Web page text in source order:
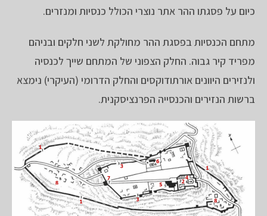
כיום על פסגתו ההר אתר נוצרי הכולל כנסיות ומנזרים.
מתחם הכנסיות בפסגת ההר מחולקת לשני חלקים ובניהם
מפריד קיר גבוה. החלק הצפוני של המתחם שייך לכנסיה
ולנזירים היוונים אורתודוקסים והחלק הדרומי (העיקרי) נימצא
ברשות הנזירים והכנסייה הפרנציסקנית.